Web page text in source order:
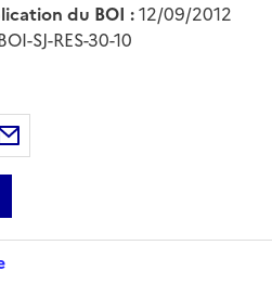
du BOI :12/09/2012
SJ-RES-30-10
au format pdf
Twittersur LinkedIn